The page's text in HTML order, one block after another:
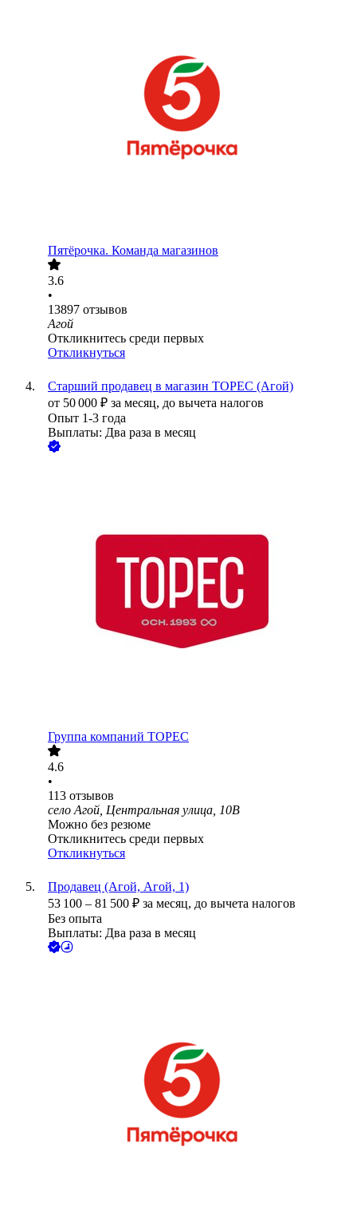
Пятёрочка. Команда магазинов
3.6
•
13897 отзывов
Агой
Откликнитесь среди первых
Откликнуться
Старший продавец в магазин ТОРЕС (Агой)
от 50 000 ₽ за месяц, до вычета налогов
Опыт 1-3 года
Выплаты: Два раза в месяц
Группа компаний ТОРЕС
4.6
•
113 отзывов
село Агой, Центральная улица, 10В
Можно без резюме
Откликнитесь среди первых
Откликнуться
Продавец (Агой, Агой, 1)
53 100 – 81 500 ₽ за месяц, до вычета налогов
Без опыта
Выплаты: Два раза в месяц